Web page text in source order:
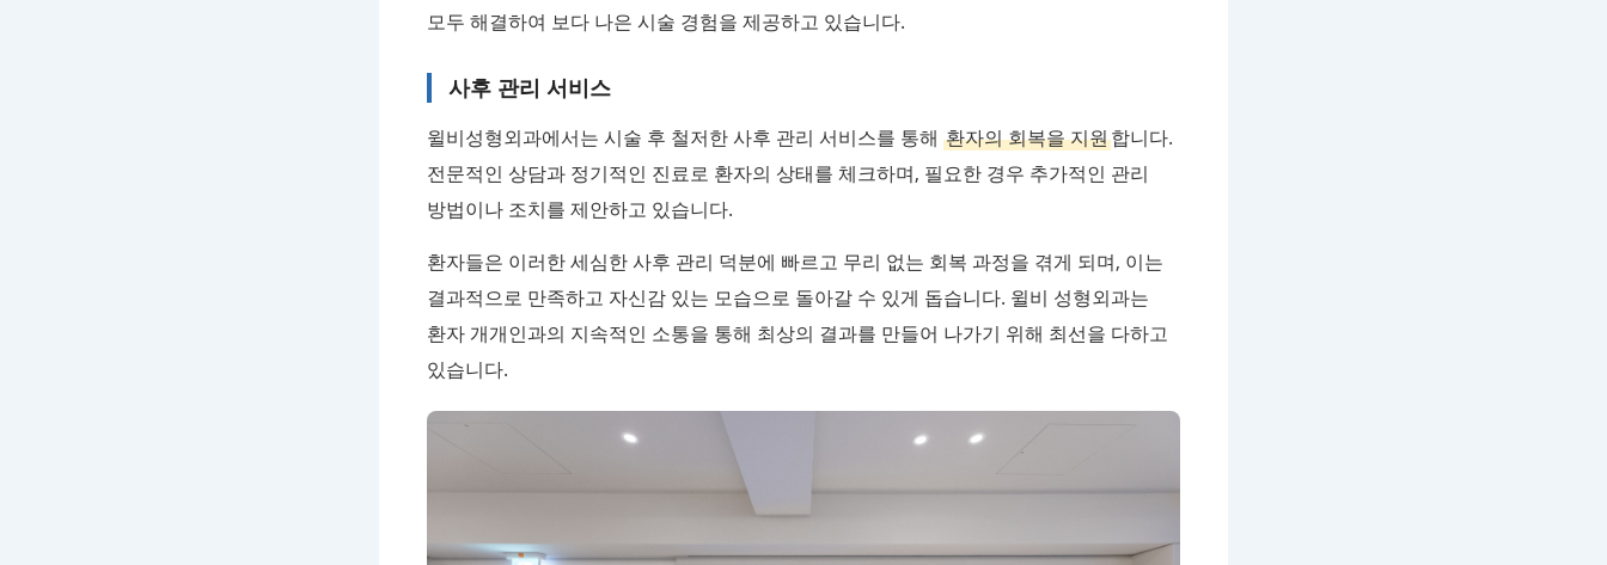
모두 해결하여 보다 나은 시술 경험을 제공하고 있습니다.
사후 관리 서비스
윌비성형외과에서는 시술 후 철저한 사후 관리 서비스를 통해 환자의 회복을 지원합니다.
전문적인 상담과 정기적인 진료로 환자의 상태를 체크하며, 필요한 경우 추가적인 관리
방법이나 조치를 제안하고 있습니다.
환자들은 이러한 세심한 사후 관리 덕분에 빠르고 무리 없는 회복 과정을 겪게 되며, 이는
결과적으로 만족하고 자신감 있는 모습으로 돌아갈 수 있게 돕습니다. 윌비 성형외과는
환자 개개인과의 지속적인 소통을 통해 최상의 결과를 만들어 나가기 위해 최선을 다하고
있습니다.